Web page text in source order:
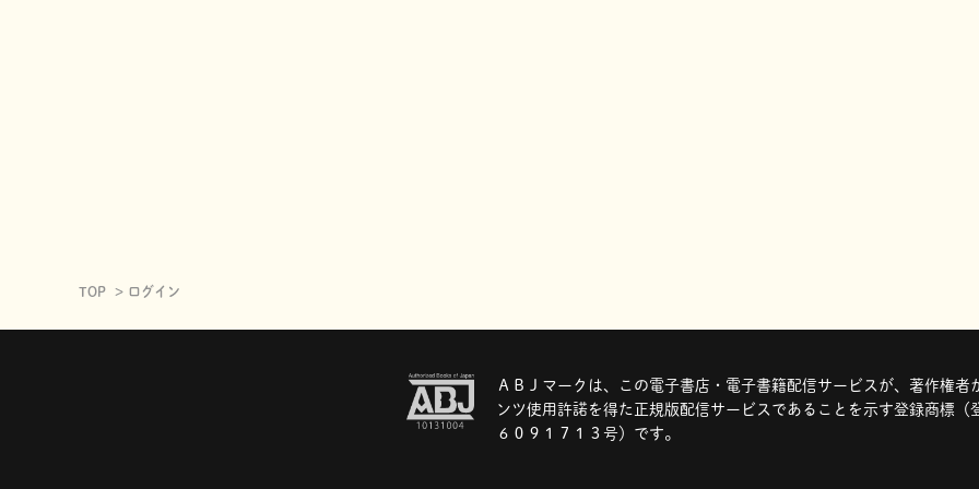
TOP ログイン
ＡＢＪマークは、この電子書店・電子書籍配信サービスが、著作権者
ンツ使用許諾を得た正規版配信サービスであることを示す登録商標（
６０９１７１３号）です。